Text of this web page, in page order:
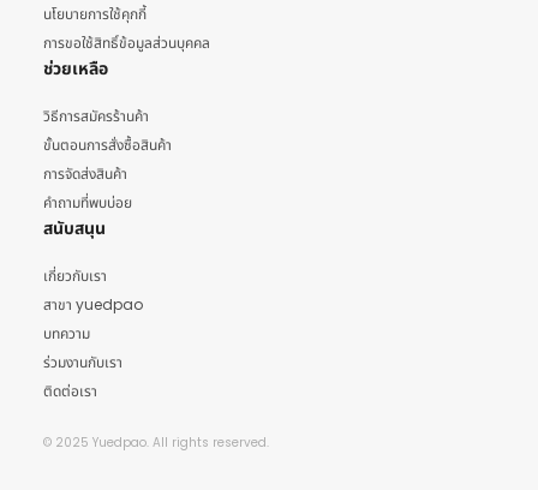
นโยบายการใช้คุกกี้
การขอใช้สิทธิ์ข้อมูลส่วนบุคคล
ช่วยเหลือ
วิธีการสมัครร้านค้า
ขั้นตอนการสั่งซื้อสินค้า
การจัดส่งสินค้า
คำถามที่พบบ่อย
สนับสนุน
เกี่ยวกับเรา
สาขา yuedpao
บทความ
ร่วมงานกับเรา
ติดต่อเรา
© 2025 Yuedpao. All rights reserved.